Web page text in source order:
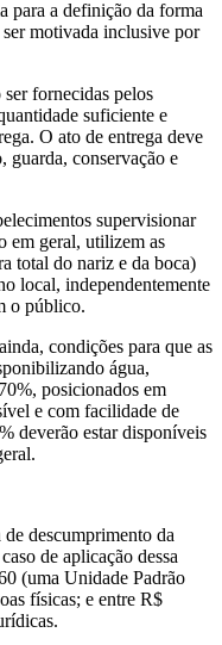
para a definição da forma
motivada inclusive por
ser fornecidas pelos
suficiente e
O ato de entrega deve
guarda, conservação e
supervisionar
em geral, utilizem as
total do nariz e da boca)
local, independentemente
o público.
condições para que as
água,
posicionados em
e com facilidade de
deverão estar disponíveis
descumprimento da
de aplicação dessa
(uma Unidade Padrão
físicas; e entre R$